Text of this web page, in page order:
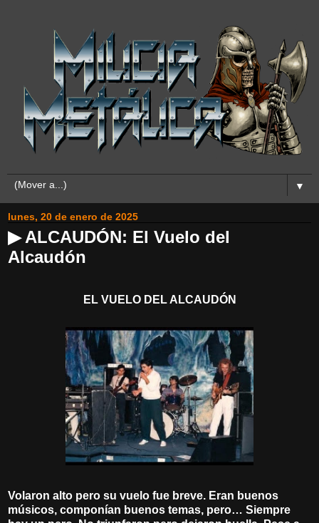
▼
lunes, 20 de enero de 2025
▶ ALCAUDÓN: El Vuelo del
Alcaudón
EL VUELO DEL ALCAUDÓN
Volaron alto pero su vuelo fue breve. Eran buenos
músicos, componían buenos temas, pero… Siempre